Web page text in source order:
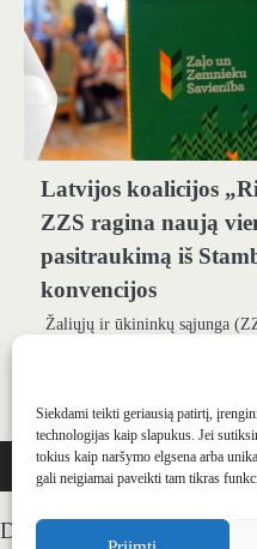
Siekdami teikti geriausią patirtį,
technologijas kaip slapukus. Jei
tokius kaip naršymo elgsena arba
gali neigiamai paveikti tam tikras
Latvijos koalicijos
ZZS ragina naują
pasitraukimą iš
konvencijos
Žaliųjų ir ūkininkų sąjunga
paremtų Latvijos
WEBSTUDIO.LT©
Draugai: - Marketingo